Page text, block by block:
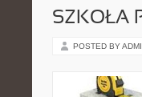
SZKOŁA
POSTED BY